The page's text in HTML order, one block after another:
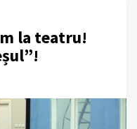
la teatru!